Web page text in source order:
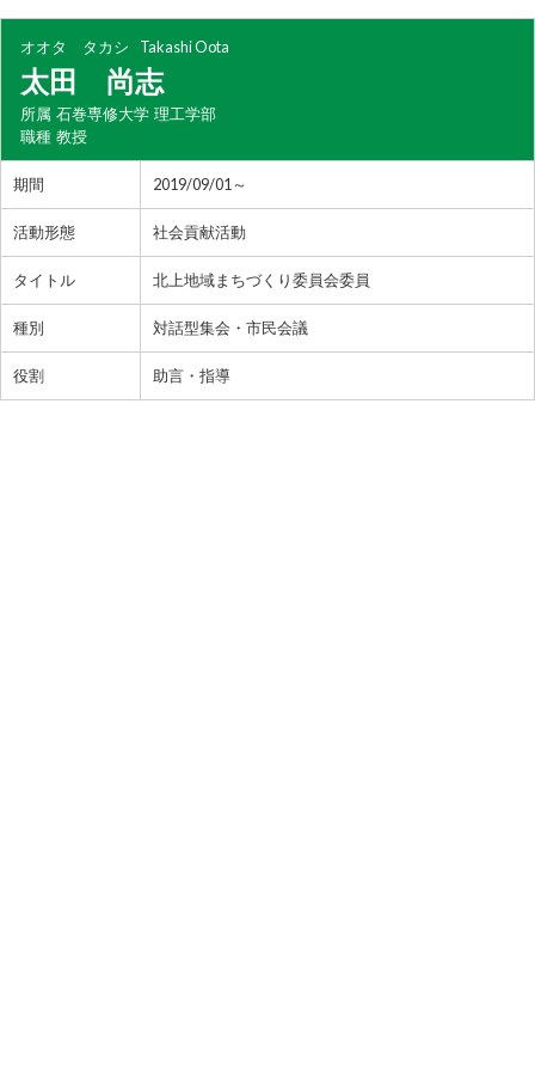
オオタ タカシ Takashi Oota
太田 尚志
所属 石巻専修大学 理工学部
職種 教授
期間 2019/09/01～
活動形態 社会貢献活動
タイトル 北上地域まちづくり委員会委員
種別 対話型集会・市民会議
役割 助言・指導